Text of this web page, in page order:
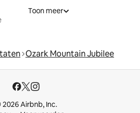
Toon meer
Ozark Mountain Jubilee
Airbnb, Inc.